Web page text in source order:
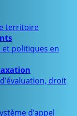
territoire
politiques en
droit
d’appel